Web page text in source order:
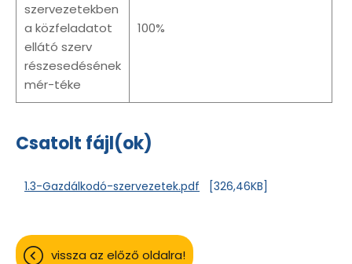
szervezetekben
a közfeladatot
ellátó szerv
részesedésének
mér-téke
100%
Csatolt fájl(ok)
1.3-Gazdálkodó-szervezetek.pdf [326,46KB]
vissza az előző oldalra!